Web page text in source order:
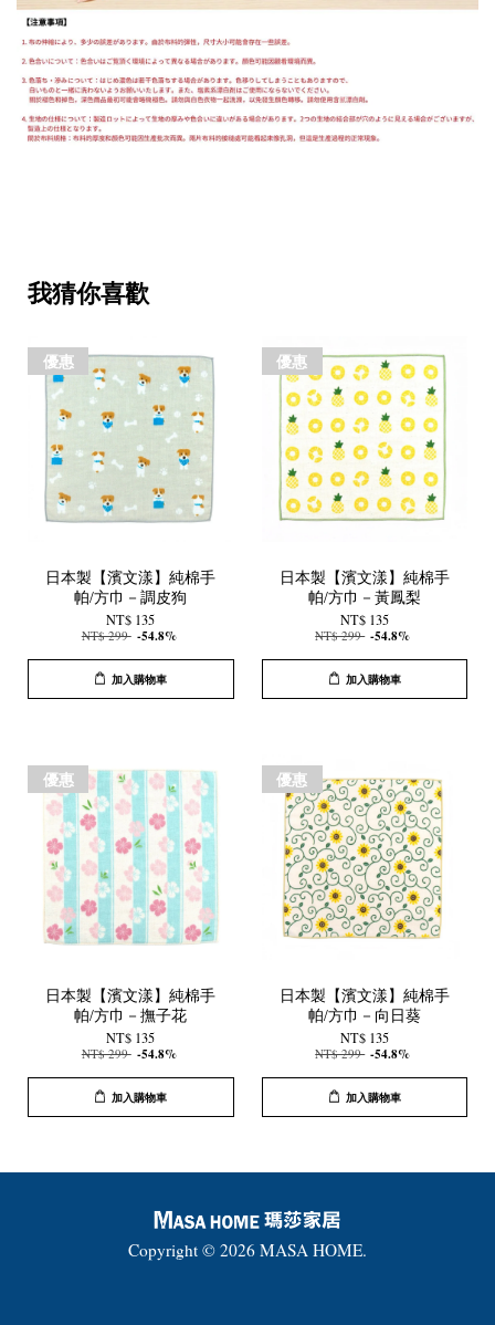
我猜你喜歡
優惠
日本製【濱文漾】純棉手
帕/方巾－調皮狗
NT$ 135
NT$ 299 -54.8%
加入購物車
優惠
日本製【濱文漾】純棉手
帕/方巾－黃鳳梨
NT$ 135
NT$ 299 -54.8%
加入購物車
優惠
日本製【濱文漾】純棉手
帕/方巾－撫子花
NT$ 135
NT$ 299 -54.8%
加入購物車
優惠
日本製【濱文漾】純棉手
帕/方巾－向日葵
NT$ 135
NT$ 299 -54.8%
加入購物車
Copyright © 2026 MASA HOME.